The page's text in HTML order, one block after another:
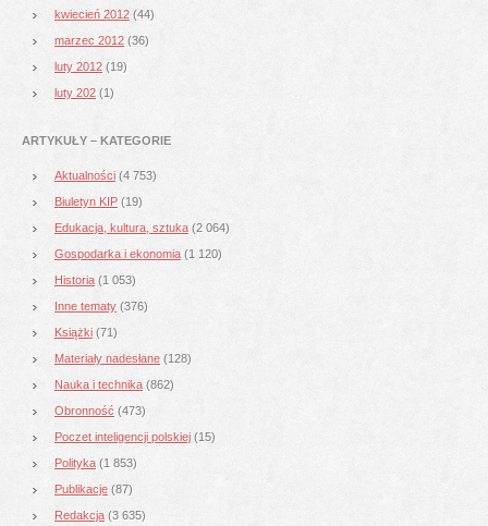
kwiecień 2012 (44)
marzec 2012 (36)
luty 2012 (19)
luty 202 (1)
ARTYKUŁY – KATEGORIE
Aktualności (4 753)
Biuletyn KIP (19)
Edukacja, kultura, sztuka (2 064)
Gospodarka i ekonomia (1 120)
Historia (1 053)
Inne tematy (376)
Książki (71)
Materiały nadesłane (128)
Nauka i technika (862)
Obronność (473)
Poczet inteligencji polskiej (15)
Polityka (1 853)
Publikacje (87)
Redakcja (3 635)